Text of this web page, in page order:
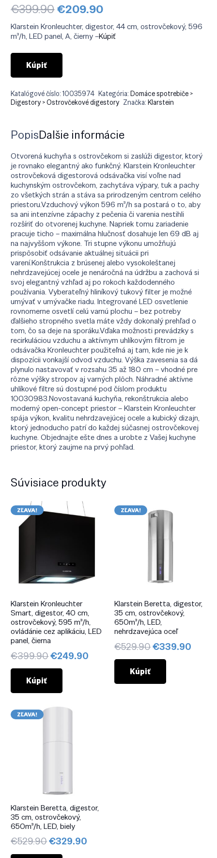
€399.90Pôvodná
cena
bola:
€399.90.
€209.90Aktuálna
je:
€209.90.
Klarstein Kronleuchter, digestor, 44 cm, ostrovčekový, 596
m³/h, LED panel, A, čierny –Kúpiť
Kúpiť
Katalógové číslo:10035974 Kategória:Domáce spotrebiče >
Digestory > Ostrovčekové digestory Značka:Klarstein
PopisĎalšie informácie
Otvorená kuchyňa s ostrovčekom si zaslúži digestor, ktorý
je rovnako elegantný ako funkčný. Klarstein Kronleuchter
ostrovčeková digestorová odsávačka visí voľne nad
kuchynským ostrovčekom, zachytáva výpary, tuk a pachy
zo všetkých strán a stáva sa prirodzeným centrom celého
priestoru.Vzduchový výkon 596 m³/h sa postará o to, aby
sa ani intenzívne zápachy z pečenia či varenia nestihli
rozšíriť do otvorenej kuchyne. Napriek tomu zariadenie
pracuje ticho – maximálna hlučnosť dosahuje len 69 dB aj
na najvyššom výkone. Tri stupne výkonu umožňujú
prispôsobiť odsávanie aktuálnej situácii pri
varení.Konštrukcia z brúsenej alebo vysokoleštanej
nehrdzavejúcej ocele je nenáročná na údržbu a zachová si
svoj elegantný vzhľad aj po rokoch každodenného
používania. Vyberateľný hliníkový tukový filter je možné
umývať v umývačke riadu. Integrované LED osvetlenie
rovnomerne osvetlí celú varnú plochu – bez potreby
ďalšieho stropného svetla máte vždy dokonalý prehľad o
tom, čo sa deje na sporáku.Vďaka možnosti prevádzky s
recirkuláciou vzduchu a aktívnym uhlíkovým filtrom je
odsávačka Kronleuchter použiteľná aj tam, kde nie je k
dispozícii vonkajší odvod vzduchu. Výška zavesenia sa dá
plynulo nastavovať v rozsahu 35 až 180 cm – vhodné pre
rôzne výšky stropov aj varných plôch. Náhradné aktívne
uhlíkové filtre sú dostupné pod číslom produktu
10030983.Novostavaná kuchyňa, rekonštrukcia alebo
moderný open-concept priestor – Klarstein Kronleuchter
spája výkon, kvalitu nehrdzavejúcej ocele a kubický dizajn,
ktorý jednoducho patrí do každej súčasnej ostrovčekovej
kuchyne. Objednajte ešte dnes a urobte z Vašej kuchyne
priestor, ktorý zaujme na prvý pohľad.
Súvisiace produkty
ZĽAVA!
Klarstein Kronleuchter
Smart, digestor, 40 cm,
ostrovčekový, 595 m³/h,
ovládánie cez aplikáciu, LED
panel, čierna
€399.90Pôvodná
cena
€399.90.
€249.90
Kúpiť
ZĽAVA!
Klarstein Beretta, digestor,
35 cm, ostrovčekový,
650m³/h, LED,
nehrdzavejúca oceľ
€529.90Pôvodná
cena
€529.90.
€339.90
Kúpiť
ZĽAVA!
Klarstein Beretta, digestor,
35 cm, ostrovčekový,
650m³/h, LED, biely
€529.90Pôvodná
cena
€329.90